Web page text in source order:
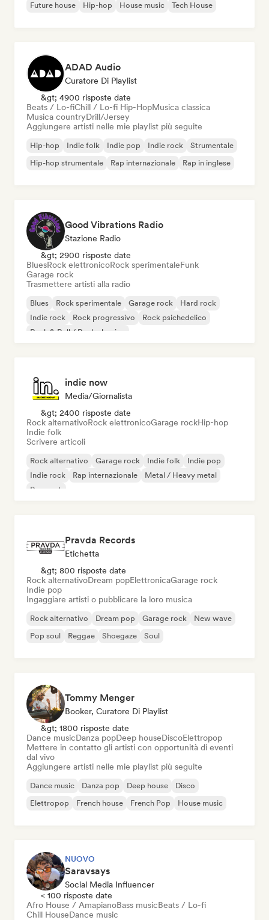
Future house
Hip-hop House music Tech House
ADAD Audio
Curatore Di Playlist
&gt; 4900 risposte date
Beats / Lo-fiChill / Lo-fi Hip-HopMusica classica
Musica countryDrill/Jersey
Aggiungere artisti nelle mie playlist più seguite
Hip-hop Indie folk Indie pop Indie rock
Strumentale
Hip-hop strumentale
Rap internazionale Rap in inglese
Good Vibrations Radio
Stazione Radio
&gt; 2900 risposte date
BluesRock elettronicoRock sperimentaleFunk
Garage rock
Trasmettere artisti alla radio
Blues Rock sperimentale Garage rock
Hard rock
Indie rock
Rock progressivo
Rock psichedelico
Rock & Roll / Rock classico
indie now
Media/Giornalista
&gt; 2400 risposte date
Rock alternativoRock elettronicoGarage rockHip-hop
Indie folk
Scrivere articoli
Rock alternativo Garage rock Indie folk
Indie pop
Indie rock
Rap internazionale
Metal / Heavy metal
Pop rock
Pravda Records
Etichetta
&gt; 800 risposte date
Rock alternativoDream popElettronicaGarage rock
Indie pop
Ingaggiare artisti o pubblicare la loro musica
Rock alternativo Dream pop Garage rock
New wave
Pop soul
Reggae Shoegaze Soul
Tommy Menger
Booker, Curatore Di Playlist
&gt; 1800 risposte date
Dance musicDanza popDeep houseDiscoElettropop
Mettere in contatto gli artisti con opportunità di eventi
dal vivo
Aggiungere artisti nelle mie playlist più seguite
Dance music Danza pop Deep house
Disco
Elettropop
French house French Pop House music
NUOVO
Saravsays
Social Media Influencer
< 100 risposte date
Afro House / AmapianoBass musicBeats / Lo-fi
Chill HouseDance music